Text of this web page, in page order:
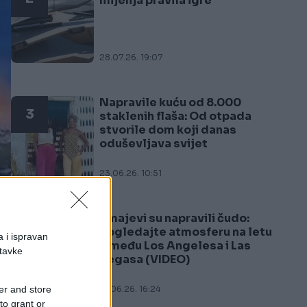
i ispravan
and store
grant or
28.07.26. 19:07
3
Napravile kuću od 8.000
staklenih flaša: Od otpada
stvorile dom koji danas
oduševljava svijet
23.06.26. 10:51
Zmajevi su napravili čudo:
Pogledajte atmosferu na letu
između Los Angelesa i Las
Vegasa (VIDEO)
21.06.26. 16:24